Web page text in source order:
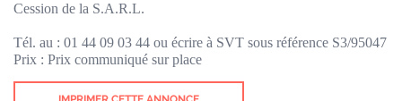
Cession de la S.A.R.L.
Tél. au : 01 44 09 03 44 ou écrire à SVT sous référence S3/95047
Prix : Prix communiqué sur place